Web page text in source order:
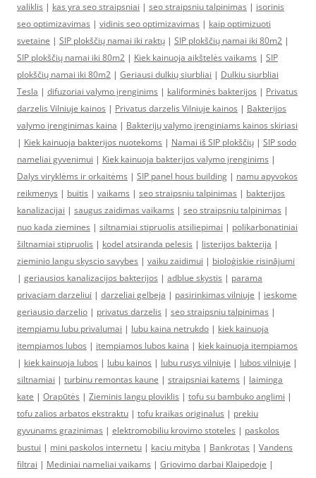
valiklis | kas yra seo straipsniai | seo straipsniu talpinimas | isorinis
seo optimizavimas | vidinis seo optimizavimas | kaip optimizuoti
svetaine | SIP plokščių namai iki raktų | SIP plokščių namai iki 80m2 |
SIP plokščių namai iki 80m2 | Kiek kainuoja aikštelės vaikams | SIP
plokščių namai iki 80m2 | Geriausi dulkių siurbliai | Dulkiu siurbliai
Tesla | difuzoriai valymo įrenginims | kaliforminės bakterijos | Privatus
darzelis Vilniuje kainos | Privatus darzelis Vilniuje kainos | Bakterijos
valymo įrenginimas kaina | Bakterijų valymo įrenginiams kainos skiriasi
| Kiek kainuoja bakterijos nuotekoms | Namai iš SIP plokščių | SIP sodo
nameliai gyvenimui | Kiek kainuoja bakterijos valymo įrenginims |
Dalys viryklėms ir orkaitėms | SIP panel hous building | namu apyvokos
reikmenys | buitis | vaikams | seo straipsniu talpinimas | bakterijos
kanalizacijai | saugus zaidimas vaikams | seo straipsniu talpinimas |
nuo kada ziemines | siltnamiai stipruolis atsiliepimai | polikarbonatiniai
šiltnamiai stipruolis | kodel atsiranda pelesis | listerijos bakterija |
zieminio langu skyscio savybes | vaiku zaidimui | bioloģiskie risinājumi
| geriausios kanalizacijos bakterijos | adblue skystis | parama
privaciam darzeliui | darzeliai gelbeja | pasirinkimas vilniuje | ieskome
geriausio darzelio | privatus darzelis | seo straipsniu talpinimas |
itempiamu lubu privalumai | lubu kaina netrukdo | kiek kainuoja
itempiamos lubos | itempiamos lubos kaina | kiek kainuoja itempiamos
| kiek kainuoja lubos | lubu kainos | lubu rusys vilniuje | lubos vilniuje |
siltnamiai | turbinu remontas kaune | straipsniai katems | laiminga
kate | Orapūtės | Zieminis langu ploviklis | tofu su bambuko anglimi |
tofu zalios arbatos ekstraktu | tofu kraikas originalus | prekiu
gyvunams grazinimas | elektromobiliu krovimo stoteles | paskolos
bustui | mini paskolos internetu | kaciu mityba | Bankrotas | Vandens
filtrai | Mediniai nameliai vaikams | Griovimo darbai Klaipedoje |